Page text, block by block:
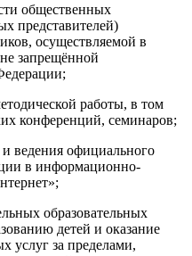
общественных
представителей)
осуществляемой в
запрещённой
работы, в том
конференций, семинаров;
и ведения официального
в информационно-
образовательных
детей и оказание
услуг за пределами,